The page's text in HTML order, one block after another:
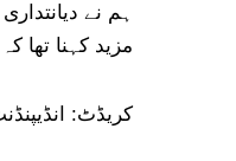
مزید کہنا
کریڈٹ: